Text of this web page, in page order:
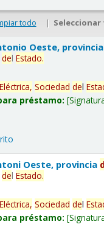
todo |
Oeste, provincia
delEstado.
Eléctrica, Sociedad del
préstamo:
Oeste, provincia
delEstado.
Eléctrica, Sociedad del
préstamo: